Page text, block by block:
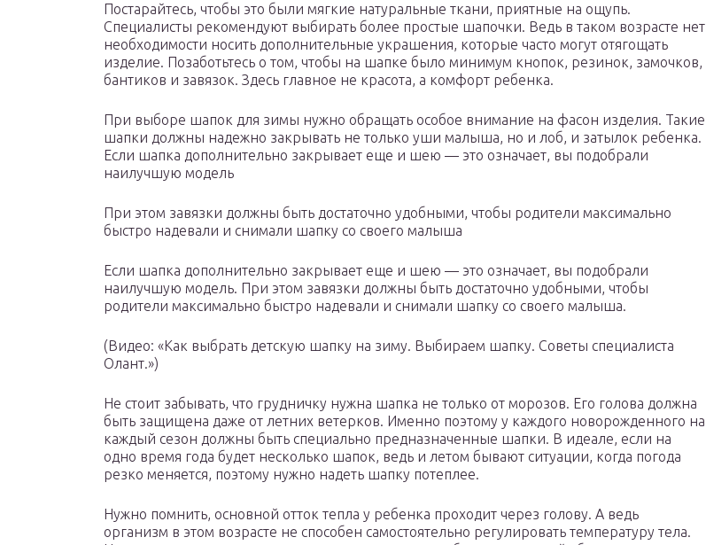
Постарайтесь, чтобы это были мягкие натуральные ткани, приятные на ощупь.
Специалисты рекомендуют выбирать более простые шапочки. Ведь в таком возрасте нет
необходимости носить дополнительные украшения, которые часто могут отягощать
изделие. Позаботьтесь о том, чтобы на шапке было минимум кнопок, резинок, замочков,
бантиков и завязок. Здесь главное не красота, а комфорт ребенка.
При выборе шапок для зимы нужно обращать особое внимание на фасон изделия. Такие
шапки должны надежно закрывать не только уши малыша, но и лоб, и затылок ребенка.
Если шапка дополнительно закрывает еще и шею — это означает, вы подобрали
наилучшую модель
При этом завязки должны быть достаточно удобными, чтобы родители максимально
быстро надевали и снимали шапку со своего малыша
Если шапка дополнительно закрывает еще и шею — это означает, вы подобрали
наилучшую модель. При этом завязки должны быть достаточно удобными, чтобы
родители максимально быстро надевали и снимали шапку со своего малыша.
(Видео: «Как выбрать детскую шапку на зиму. Выбираем шапку. Советы специалиста
Олант.»)
Не стоит забывать, что грудничку нужна шапка не только от морозов. Его голова должна
быть защищена даже от летних ветерков. Именно поэтому у каждого новорожденного на
каждый сезон должны быть специально предназначенные шапки. В идеале, если на
одно время года будет несколько шапок, ведь и летом бывают ситуации, когда погода
резко меняется, поэтому нужно надеть шапку потеплее.
Нужно помнить, основной отток тепла у ребенка проходит через голову. А ведь
организм в этом возрасте не способен самостоятельно регулировать температуру тела.